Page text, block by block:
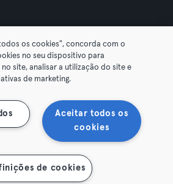
Group GmbH. All rights reserved.
Impressum
Hier Verträge widerrufen
os cookies", concorda com o
no seu dispositivo para
site, analisar a utilização do site e
de marketing.
Aceitar todos os
cookies
de cookies